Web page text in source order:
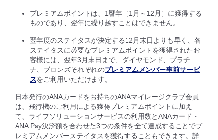
プレミアムポイントは、1暦年（1月～12月）に獲得する
ものであり、翌年に繰り越すことはできません。
翌年度のステイタスが決定する12月末日よりも早く、各
ステイタスに必要なプレミアムポイントを獲得されたお
客様には、翌年3月末日まで、ダイヤモンド、プラチ
ナ、ブロンズそれぞれのプレミアムメンバー事前サービ
スをご利用いただけます。
日本発行のANAカードをお持ちのANAマイレージクラブ会員
は、飛行機のご利用による獲得プレミアムポイントに加え
て、ライフソリューションサービスの利用数とANAカード・
ANA Pay決済額を合わせた3つの条件を全て達成することでプ
レミアムメンバーステイタスを獲得することもできます。詳